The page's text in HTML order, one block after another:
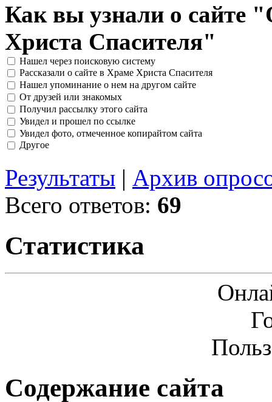
Как вы узнали о сайте
Христа Спасителя"
Нашел через поисковую систему
Рассказали о сайте в Храме Христа Спасителя
Нашел упоминание о нем на другом сайте
От друзей или знакомых
Получил рассылку этого сайта
Увидел и прошел по ссылке
Увидел фото, отмеченное копирайтом сайта
Другое
Результаты | Архив
Всего ответов: 69
Статистика
Содержание сайта